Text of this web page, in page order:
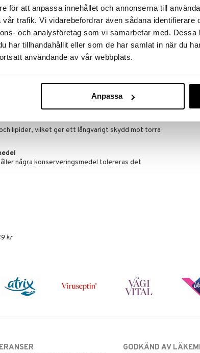
för att anpassa innehållet och annonserna till
trafik. Vi vidarebefordrar även sådana identifierare
och analysföretag som vi samarbetar med.
har tillhandahållit eller som de har samlat in när du
användande av vår webbplats.
Anpassa
smidig ögonsalva som sprider sig mycket bra på
också finns naturligt i tårvätskan gör att salvan
blandar sig med den naturliga tårvätskan.
brännande känsla, känslan av att ha något i
är vanligt vid lipidbrist i tårfilmen.
kan ge dimsyn en kort stund. Därför
hand att användas vid sänggåendet. Vid svårare
även användas dagtid. HYLO NIGHT smörjer
besvär med att öppna ögonen på morgonen.
lipider, vilket ger ett långvarigt skydd mot torra
några konserveringsmedel tolereras det
kr
GODKÄND AV